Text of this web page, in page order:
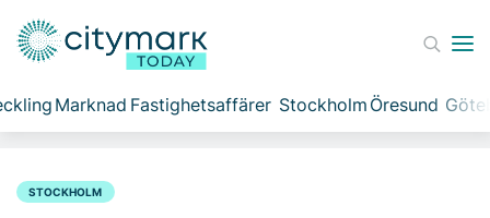
Marknad Fastighetsaffärer Stockholm Öresund
STOCKHOLM